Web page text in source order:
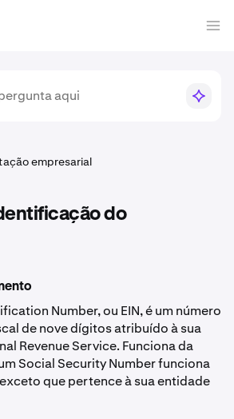
empresarial
do
Number, ou EIN, é um número
de nove dígitos atribuído à sua
Revenue Service. Funciona da
Social Security Number funciona
que pertence à sua entidade